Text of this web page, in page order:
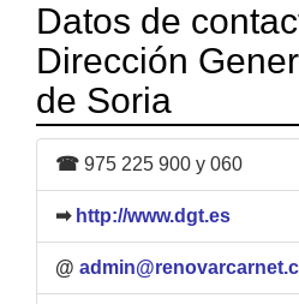
Datos de
Dirección
de Soria
☎ 975 225 900 y 060
➡ http://www.dgt.es
@